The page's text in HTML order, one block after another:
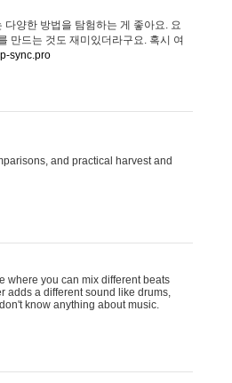
양한 방법을 탐험하는 게 좋아요. 요
만드는 것도 재미있더라구요. 혹시 여
sync.pro
and practical harvest and
where you can mix different beats
adds a different sound like drums,
know anything about music.